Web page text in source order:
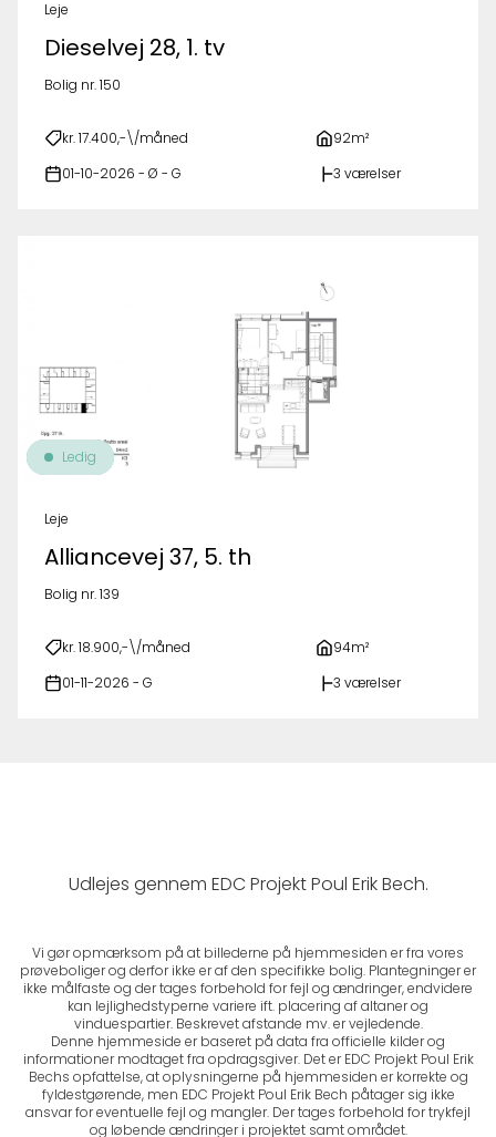
Leje
Dieselvej 28, 1. tv
Bolig nr. 150
kr. 17.400,-\/måned 92m²
01-10-2026 - Ø - G 3 værelser
Ledig
Leje
Alliancevej 37, 5. th
Bolig nr. 139
kr. 18.900,-\/måned 94m²
01-11-2026 - G 3 værelser
Udlejes gennem EDC Projekt Poul Erik Bech.
Vi gør opmærksom på at billederne på hjemmesiden er fra vores
prøveboliger og derfor ikke er af den specifikke bolig. Plantegninger er
ikke målfaste og der tages forbehold for fejl og ændringer, endvidere
kan lejlighedstyperne variere ift. placering af altaner og
vinduespartier. Beskrevet afstande mv. er vejledende.
Denne hjemmeside er baseret på data fra officielle kilder og
informationer modtaget fra opdragsgiver. Det er EDC Projekt Poul Erik
Bechs opfattelse, at oplysningerne på hjemmesiden er korrekte og
fyldestgørende, men EDC Projekt Poul Erik Bech påtager sig ikke
ansvar for eventuelle fejl og mangler. Der tages forbehold for trykfejl
og løbende ændringer i projektet samt området.